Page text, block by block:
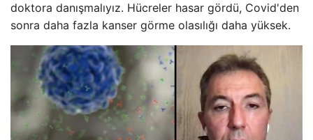
doktora danışmalıyız. Hücreler hasar gördü, Covid'den
sonra daha fazla kanser görme olasılığı daha yüksek.